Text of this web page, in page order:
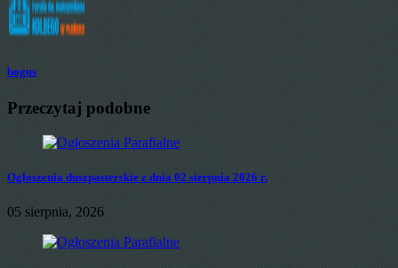
bogus
Przeczytaj podobne
Ogłoszenia duszpasterskie z dnia 02 sierpnia 2026 r.
05 sierpnia, 2026